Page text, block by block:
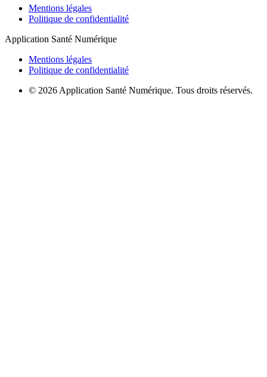
Mentions légales
Politique de confidentialité
Application Santé Numérique
Mentions légales
Politique de confidentialité
© 2026 Application Santé Numérique. Tous droits réservés.